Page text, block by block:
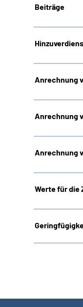
Beiträge
Anrechnung
Anrechnung
Anrechnung
Werte für die